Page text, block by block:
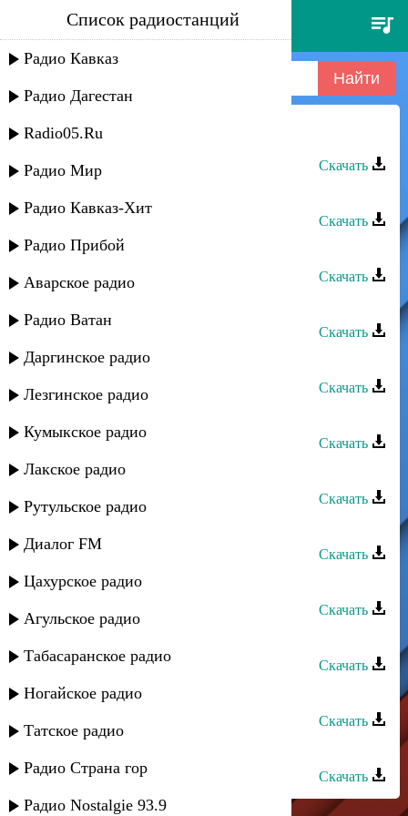
уматурман - ты далеко.
Список радиостанций
Радио Кавказ
Радио Дагестан
Radio05.Ru
Радио Мир
Радио Кавказ-Хит
Радио Прибой
Аварское радио
Радио Ватан
Даргинское радио
Лезгинское радио
Кумыкское радио
Лакское радио
Рутульское радио
Диалог FM
Цахурское радио
Агульское радио
Табасаранское радио
Ногайское радио
Татское радио
Радио Страна гор
Радио Nostalgie 93.9
Тимур Темиров - Ты далеко
Скачать
Скачать
Жасмин - Ты далеко
Скачать
Скачать
Джамал Абакаров - Ты далеко
Скачать
Скачать
Лариса Гаджиева - Ты далеко
Скачать
Скачать
Габибат и Джамал - Ты далеко
Скачать
Скачать
Садия - Ты далеко от меня
Скачать
Скачать